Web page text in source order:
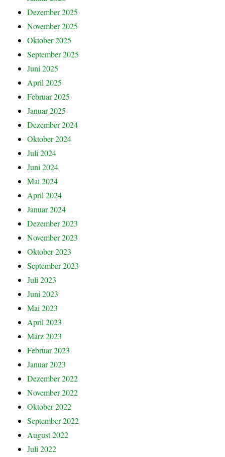
Dezember 2025
November 2025
Oktober 2025
September 2025
Juni 2025
April 2025
Februar 2025
Januar 2025
Dezember 2024
Oktober 2024
Juli 2024
Juni 2024
Mai 2024
April 2024
Januar 2024
Dezember 2023
November 2023
Oktober 2023
September 2023
Juli 2023
Juni 2023
Mai 2023
April 2023
März 2023
Februar 2023
Januar 2023
Dezember 2022
November 2022
Oktober 2022
September 2022
August 2022
Juli 2022